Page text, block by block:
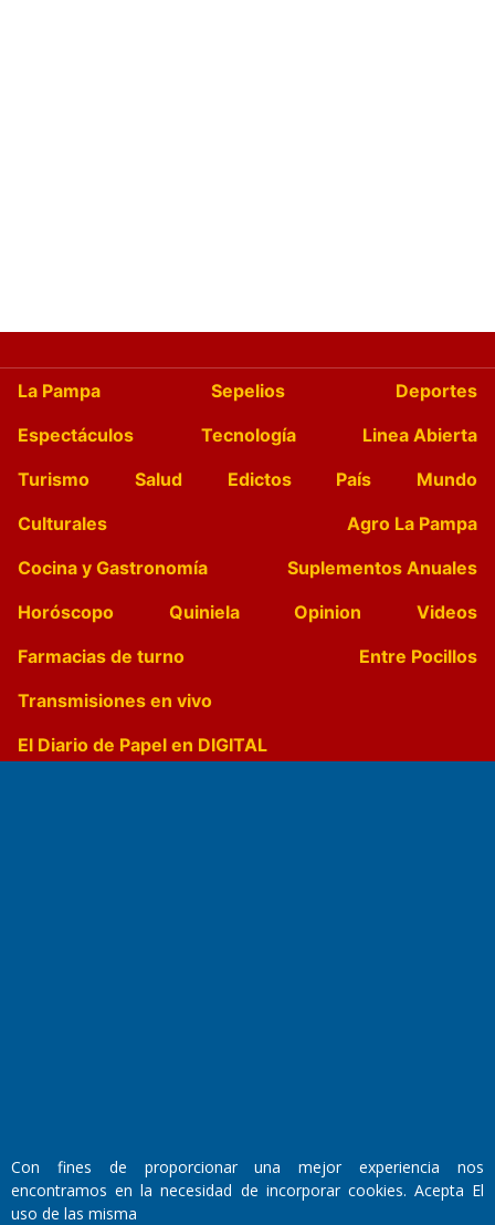
La Pampa Sepelios
Deportes
Espectáculos
Tecnología
Linea Abierta
Turismo
Salud Edictos País
Mundo
Culturales
Agro La Pampa
Cocina y Gastronomía
Suplementos Anuales
Horóscopo
Quiniela Opinion
Videos
Farmacias de turno
Entre Pocillos
Transmisiones en vivo
El Diario de Papel en DIGITAL
Director Periodístico:
Walter René Goñi
Con fines de proporcionar una mejor experiencia nos
encontramos en la necesidad de incorporar cookies. Acepta El
uso de las misma